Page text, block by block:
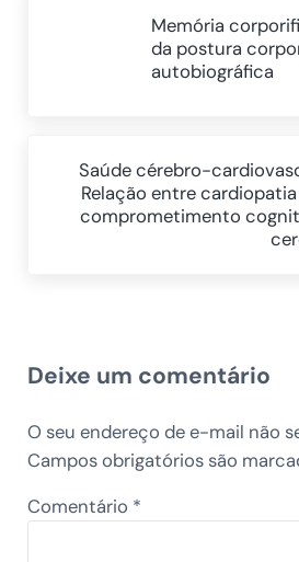
Memória
da postura
autobiográfica
Saúde cérebro-
Relação entre
comprometimento
Deixe um comentário
O seu endereço de e-mail não
Campos obrigatórios são
Comentário *